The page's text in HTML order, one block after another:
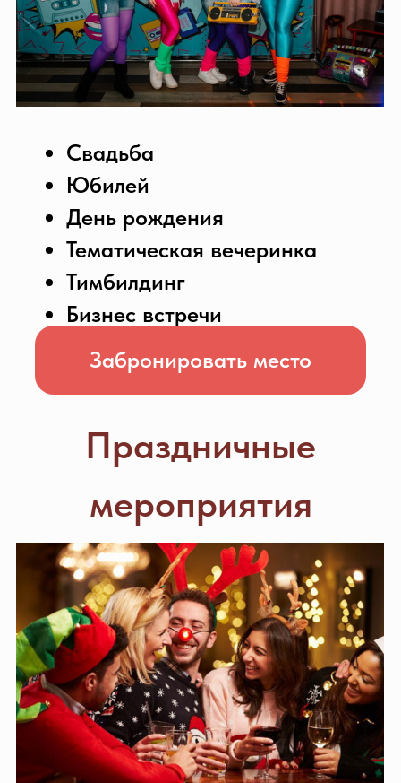
оформлен в классическом стиле, но
сдержанный интерьер, по вашему
желанию может превратиться в
любой необходимый вам:
тематический для проведения
веселый и радостный для детского
праздника или романтический для
свадьбы. Стоит только добавить
цветов, шаров и другого декора по
вашему желанию. Зал оснащен всем
праздника, включая большой экран
с проектором. Круглые и
сделать любую, в том числе и
европейскую рассадку для вашего
праздника.
описание зала:
О КАФЕ "СЕРЕБРО"
Кафе «СЕРЕБРО» расположено при
въезде в Нахабино со стороны
Аникеевки на улице Панфилова